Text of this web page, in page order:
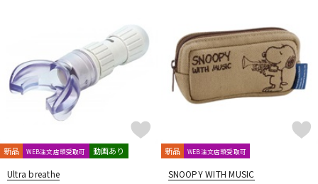
新品 WEB注文店頭受取可 動画あり
Ultra breathe
新品 WEB注文店頭受取可
SNOOPY WITH MUSIC